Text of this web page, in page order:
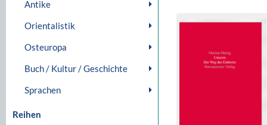
Antike
Orientalistik
Osteuropa
Buch / Kultur / Geschichte
Sprachen
Reihen